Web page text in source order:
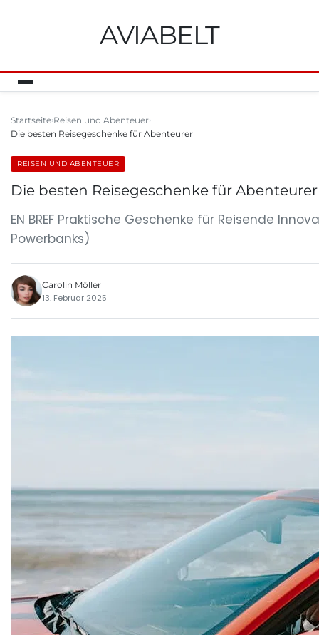
AVIABELT
Startseite Reisen und Abenteuer
Die besten Reisegeschenke für Abenteurer
REISEN UND ABENTEUER
Die besten Reisegeschenke für Abenteurer
EN BREF Praktische Geschenke für Reisende
Powerbanks)
Carolin Möller
13. Februar 2025